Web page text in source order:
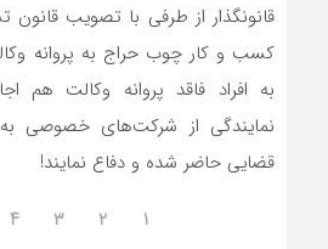
قانونگذار از طرفی با تصویب
کسب و کار چوب حراج به پروانه
به افراد فاقد پروانه وکالت هم
نمایندگی از شرکت‌های خصوصی
قضایی حاضر شده و دفاع نمایند!
۱ ۲ ۳ ۴